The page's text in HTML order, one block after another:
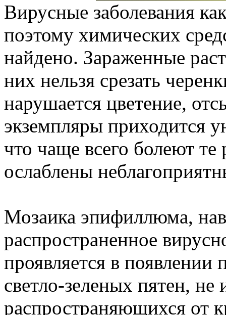
Вирусные заболевания
поэтому химических
найдено. Зараженные
них нельзя срезать
нарушается цветение,
экземпляры приходится
что чаще всего болеют те
ослаблены
Мозаика эпифиллюма,
распространенное
проявляется в
светло-зеленых пятен,
распространяющихся от